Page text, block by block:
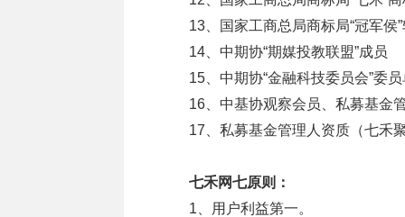
13、国家工商总局商标局“冠军侯
14、中期协“期媒投教联盟”成员
15、中期协“金融科技委员会”委
16、中基协观察会员、私募基金
17、私募基金管理人资质（七禾
七禾网七原则：
1、用户利益第一。